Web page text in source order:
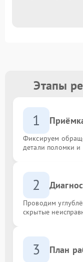
Этапы
1
Фиксируем
детали поломки и
2
Проводим
скрытые
3 План